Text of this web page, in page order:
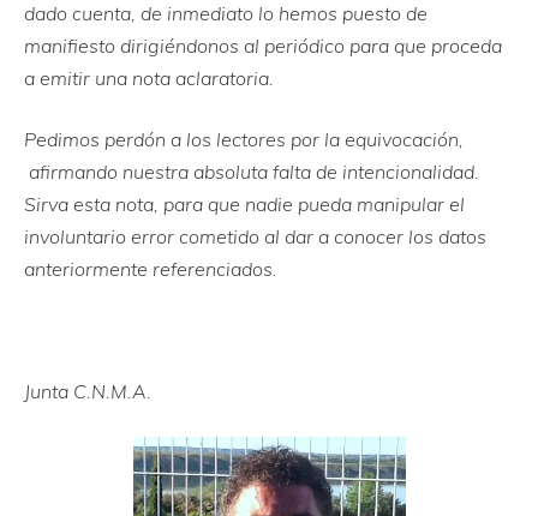
dado cuenta, de inmediato lo hemos puesto de
manifiesto dirigiéndonos al periódico para que proceda
a emitir una nota aclaratoria.
Pedimos perdón a los lectores por la equivocación,
afirmando nuestra absoluta falta de intencionalidad.
Sirva esta nota, para que nadie pueda manipular el
involuntario error cometido al dar a conocer los datos
anteriormente referenciados.
Junta C.N.M.A.